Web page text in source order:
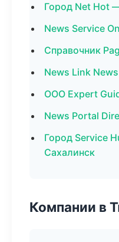
Город Net Hot
News Service
Справочник
News Link
ООО Expert
News Portal
Город Service
Сахалинск
Компании в